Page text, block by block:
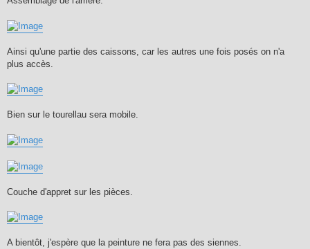
Ainsi qu'une partie des caissons, car les autres une fois posés on n'a
plus accès.
Bien sur le tourellau sera mobile.
Couche d'appret sur les pièces.
A bientôt, j'espère que la peinture ne fera pas des siennes.